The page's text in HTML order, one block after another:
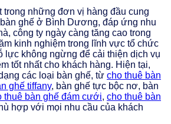
trong những đơn vị hàng đầu cung
ghế ở Bình Dương, đáp ứng nhu
công ty ngày càng tăng cao trong
kinh nghiệm trong lĩnh vực tổ chức
lực không ngừng để cải thiện dịch vụ
tốt nhất cho khách hàng. Hiện tại,
các loại bàn ghế, từ cho thuê bàn
ghế tiffany, bàn ghế tực bộc nơ, bàn
thuê bàn ghế đám cưới, cho thuê bàn
hợp với mọi nhu cầu của khách